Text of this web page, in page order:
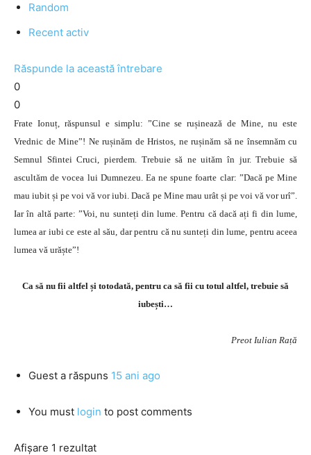
Random
Recent activ
Răspunde la această întrebare
0
0
Frate Ionuț, răspunsul e simplu: ”Cine se rușinează de Mine, nu este
Vrednic de Mine”! Ne rușinăm de Hristos, ne rușinăm să ne însemnăm cu
Semnul Sfintei Cruci, pierdem. Trebuie să ne uităm în jur. Trebuie să
ascultăm de vocea lui Dumnezeu. Ea ne spune foarte clar: ”Dacă pe Mine
mau iubit și pe voi vă vor iubi. Dacă pe Mine mau urât și pe voi vă vor urî”.
Iar în altă parte: ”Voi, nu sunteți din lume. Pentru că dacă ați fi din lume,
lumea ar iubi ce este al său, dar pentru că nu sunteți din lume, pentru aceea
lumea vă urăște”!
Ca să nu fii altfel și totodată, pentru ca să fii cu totul altfel, trebuie să
iubești…
Preot Iulian Rață
Guest a răspuns 15 ani ago
You must login to post comments
Afișare 1 rezultat